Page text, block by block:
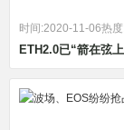
时间:2020-11-06热
ETH2.0已“箭在弦